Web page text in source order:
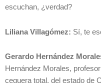
escuchan, ¿verdad?
Liliana Villagómez: Sí, te
Gerardo Hernández
Hernández Morales,
ceguera total, del estado de